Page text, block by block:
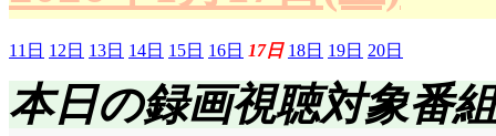
11日 12日 13日 14日 15日 16日 17日 18日 19日 20日
本日の録画視聴対象番組